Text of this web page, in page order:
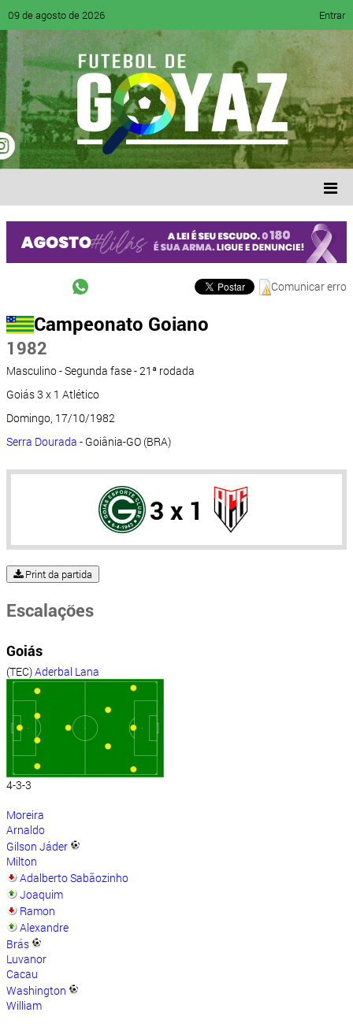
09 de agosto de 2026 Entrar
Comunicar erro
Campeonato Goiano
1982
Masculino - Segunda fase - 21ª rodada
Goiás 3 x 1 Atlético
Domingo, 17/10/1982
Serra Dourada - Goiânia-GO (BRA)
3 x 1
Print da partida
Escalações
Goiás
(TEC)Aderbal Lana
4-3-3
Moreira
Arnaldo
Gilson Jáder
Milton
Adalberto Sabãozinho
Joaquim
Ramon
Alexandre
Brás
Luvanor
Cacau
Washington
William